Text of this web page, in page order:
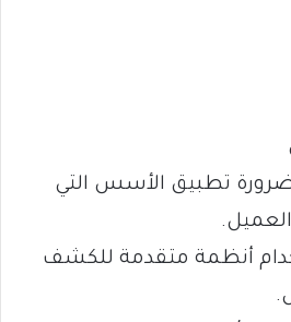
تطبيق الأسس التي
أنظمة متقدمة للكشف